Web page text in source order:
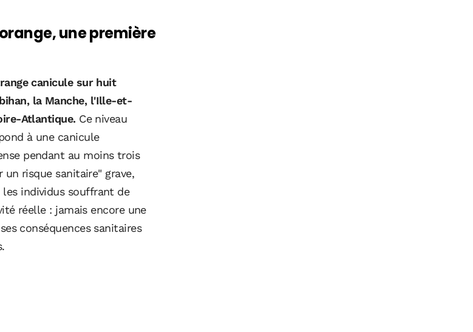
une première
canicule sur huit
la Manche, l'Ille-et-
Atlantique. Ce niveau
à une canicule
pendant au moins trois
risque sanitaire" grave,
individus souffrant de
réelle : jamais encore une
conséquences sanitaires